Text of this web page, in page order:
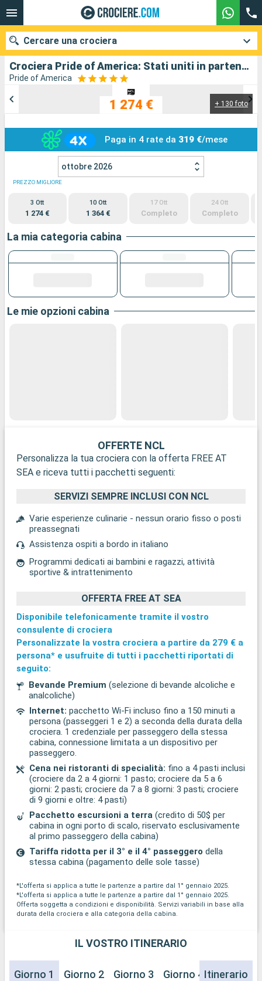
Crociera Pride of America: Stati uniti in partenza da Honolulu
Pride of America
+ 130 foto
1 274 €
Paga in 4 rate da 319 €/mese
ottobre 2026
PREZZO MIGLIORE
3 Ott
1 274 €
10 Ott
1 364 €
17 Ott
Completo
24 Ott
Completo
La mia categoria cabina
Le mie opzioni cabina
OFFERTE NCL
Personalizza la tua crociera con la offerta FREE AT
SEA e riceva tutti i pacchetti seguenti:
SERVIZI SEMPRE INCLUSI CON NCL
Varie esperienze culinarie - nessun orario fisso o posti
preassegnati
Assistenza ospiti a bordo in italiano
Programmi dedicati ai bambini e ragazzi, attività
sportive & intrattenimento
OFFERTA FREE AT SEA
Disponibile telefonicamente tramite il vostro
consulente di crociera
Personalizzate la vostra crociera a partire da 279 € a
persona* e usufruite di tutti i pacchetti riportati di
seguito:
Bevande Premium (selezione di bevande alcoliche e
analcoliche)
Internet: pacchetto Wi-Fi incluso fino a 150 minuti a
persona (passeggeri 1 e 2) a seconda della durata della
crociera. 1 credenziale per passeggero della stessa
cabina, connessione limitata a un dispositivo per
passeggero.
Cena nei ristoranti di specialità: fino a 4 pasti inclusi
(crociere da 2 a 4 giorni: 1 pasto; crociere da 5 a 6
giorni: 2 pasti; crociere da 7 a 8 giorni: 3 pasti; crociere
di 9 giorni e oltre: 4 pasti)
Pacchetto escursioni a terra (credito di 50$ per
cabina in ogni porto di scalo, riservato esclusivamente
al primo passeggero della cabina)
Tariffa ridotta per il 3° e il 4° passeggero della
stessa cabina (pagamento delle sole tasse)
*L'offerta si applica a tutte le partenze a partire dal 1° gennaio 2025.
*L'offerta si applica a tutte le partenze a partire dal 1° gennaio 2025.
Offerta soggetta a condizioni e disponibilità. Servizi variabili in base alla
durata della crociera e alla categoria della cabina.
IL VOSTRO ITINERARIO
Giorno 1 Giorno 2 Giorno 3 Giorno 4 Giorno 5
Itinerario
Cercare una crociera
Le nostre destinazioni
Mesi di partenza
Compagnie